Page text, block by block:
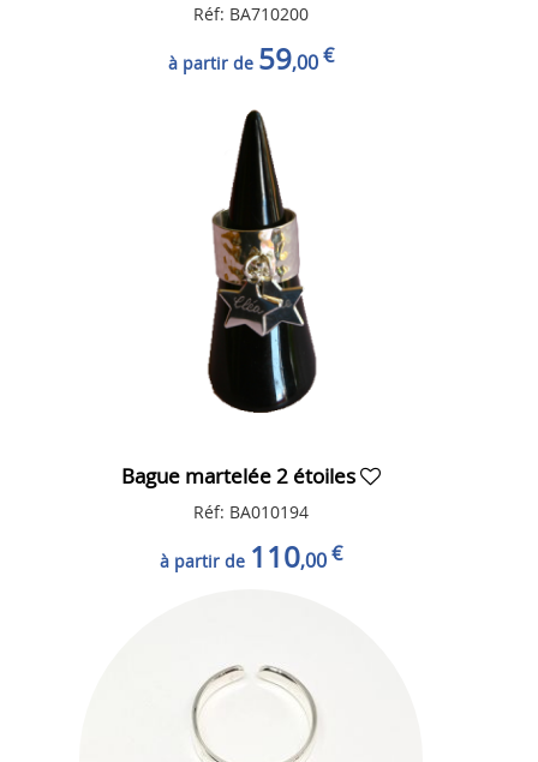
Réf: BA710200
à partir de 59,00€
Bague martelée 2 étoiles
Réf: BA010194
à partir de 110,00€